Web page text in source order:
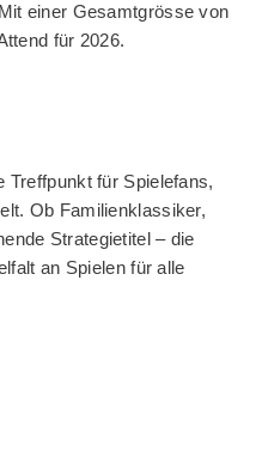
einer Gesamtgrösse von
für 2026.
Treffpunkt für Spielefans,
Ob Familienklassiker,
Strategietitel – die
an Spielen für alle